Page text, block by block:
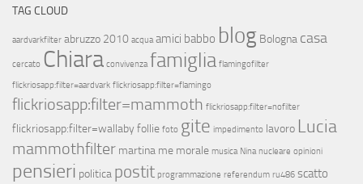
TAG CLOUD
aardvarkfilter abruzzo 2010 acqua amici babbo blog Bologna casa
cercato Chiara convivenza famiglia flamingofilter
flickriosapp:filter=aardvark flickriosapp:filter=flamingo
flickriosapp:filter=mammoth flickriosapp:filter=nofilter
flickriosapp:filter=wallaby follie foto gite impedimento lavoro Lucia
mammothfilter martina me morale musica Nina nucleare opinioni
pensieri politica postit programmazione referendum ru486 scatto